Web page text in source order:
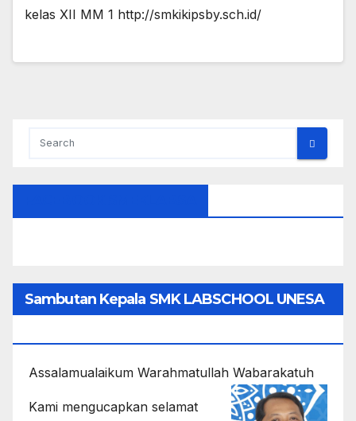
kelas XII MM 1 http://smkikipsby.sch.id/
Sambutan Kepala SMK LABSCHOOL UNESA
Assalamualaikum Warahmatullah Wabarakatuh
Kami mengucapkan selamat